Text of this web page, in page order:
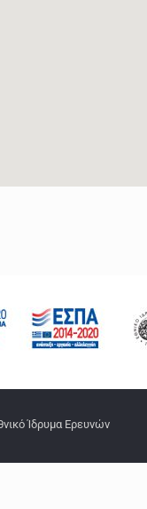
Ίδρυμα Ερευνών